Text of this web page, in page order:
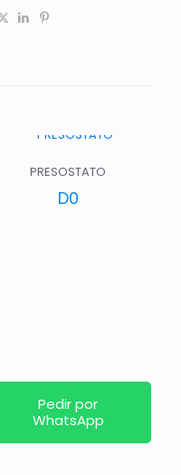
PRESOSTATO
D0
Pedir por
WhatsApp